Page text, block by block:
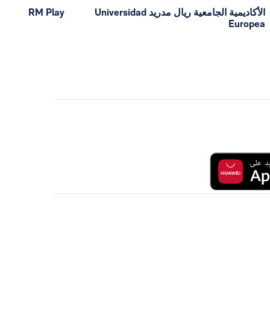
الأكاديمية الجامعية ريال مدريد Universidad
Europea
RM Play